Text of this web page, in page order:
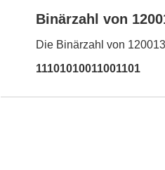
Binärzahl von
Die Binärzahl von
11101010011001101